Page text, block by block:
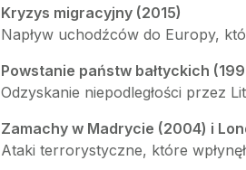
Kryzys migracyjny (2015)
Napływ uchodźców do Europy,
Powstanie państw bałtyckich
Odzyskanie niepodległości przez
Zamachy w Madrycie (2004) i
Ataki terrorystyczne, które